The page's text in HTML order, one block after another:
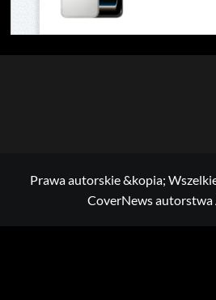
Prawa autorskie &kopia;
CoverNewsautorstwa